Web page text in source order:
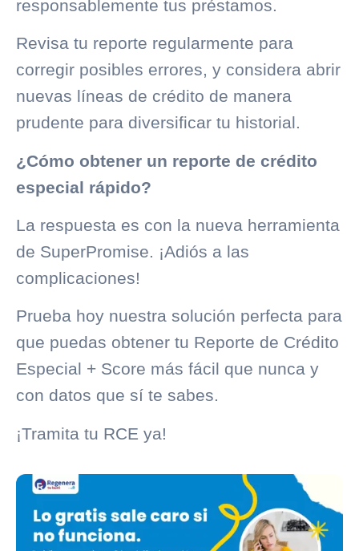
responsablemente tus préstamos.
Revisa tu reporte regularmente para
corregir posibles errores, y considera abrir
nuevas líneas de crédito de manera
prudente para diversificar tu historial.
¿Cómo obtener un reporte de crédito
especial rápido?
La respuesta es con la nueva herramienta
de SuperPromise. ¡Adiós a las
complicaciones!
Prueba hoy nuestra solución perfecta para
que puedas obtener tu Reporte de Crédito
Especial + Score más fácil que nunca y
con datos que sí te sabes.
¡Tramita tu RCE ya!